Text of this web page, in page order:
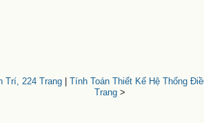
Trí, 224 Trang| Tính Toán Thiết Kế Hệ Thống
Trang>